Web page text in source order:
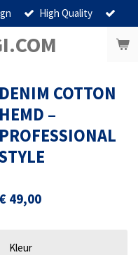
High Quality
DENIM COTTON
HEMD –
PROFESSIONAL
€ 49,00
Kleur